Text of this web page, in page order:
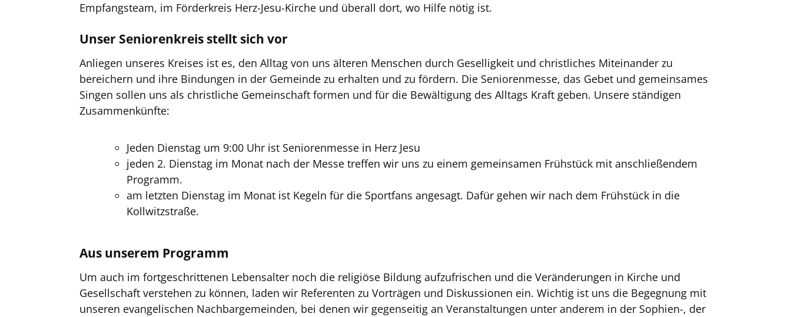
Empfangsteam, im Förderkreis Herz-Jesu-Kirche und überall dort, wo Hilfe nötig ist.
Unser Seniorenkreis stellt sich vor
Anliegen unseres Kreises ist es, den Alltag von uns älteren Menschen durch Geselligkeit und christliches Miteinander zu
bereichern und ihre Bindungen in der Gemeinde zu erhalten und zu fördern. Die Seniorenmesse, das Gebet und gemeinsames
Singen sollen uns als christliche Gemeinschaft formen und für die Bewältigung des Alltags Kraft geben. Unsere ständigen
Zusammenkünfte:
Jeden Dienstag um 9:00 Uhr ist Seniorenmesse in Herz Jesu
jeden 2. Dienstag im Monat nach der Messe treffen wir uns zu einem gemeinsamen Frühstück mit anschließendem
Programm.
am letzten Dienstag im Monat ist Kegeln für die Sportfans angesagt. Dafür gehen wir nach dem Frühstück in die
Kollwitzstraße.
Aus unserem Programm
Um auch im fortgeschrittenen Lebensalter noch die religiöse Bildung aufzufrischen und die Veränderungen in Kirche und
Gesellschaft verstehen zu können, laden wir Referenten zu Vorträgen und Diskussionen ein. Wichtig ist uns die Begegnung mit
unseren evangelischen Nachbargemeinden, bei denen wir gegenseitig an Veranstaltungen unter anderem in der Sophien-, der